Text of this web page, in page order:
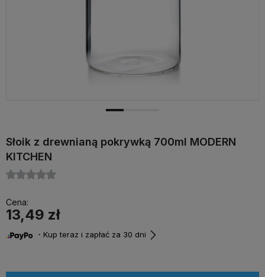
Słoik z drewnianą pokrywką 700ml MODERN
KITCHEN
Cena:
13,49 zł
・Kup teraz i zapłać za 30 dni